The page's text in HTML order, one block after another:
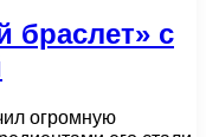
браслет» с
огромную